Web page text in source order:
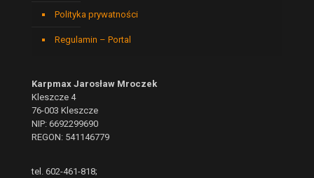
Polityka prywatności
Regulamin – Portal
Karpmax Jarosław Mroczek
Kleszcze 4
76-003 Kleszcze
NIP: 6692299690
REGON: 541146779
tel. 602-461-818;